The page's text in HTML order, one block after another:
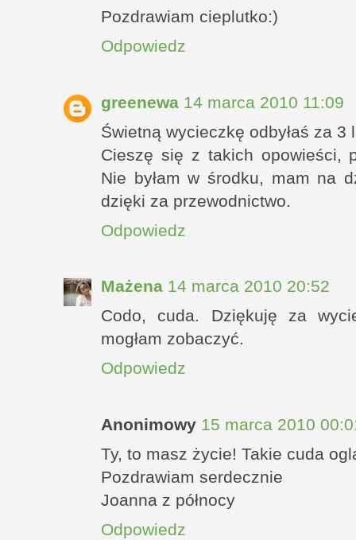
Pozdrawiam cieplutko:)
Odpowiedz
greenewa 14 marca 2010 11:09
Świetną wycieczkę odbyłaś za 3
Cieszę się z takich opowieści,
Nie byłam w środku, mam na
dzięki za przewodnictwo.
Odpowiedz
Mażena 14 marca 2010 20:52
Codo, cuda. Dziękuję za
mogłam zobaczyć.
Odpowiedz
Anonimowy 15 marca 2010
Ty, to masz życie! Takie cuda
Pozdrawiam serdecznie
Joanna z północy
Odpowiedz